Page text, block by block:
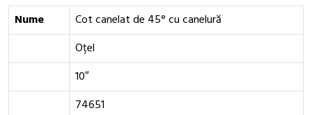
Nume
Cot canelat de 45° cu canelură
Oțel
10″
74651